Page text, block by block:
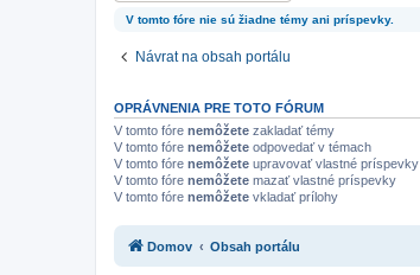
V tomto fóre nie sú žiadne témy ani príspevky.
Návrat na obsah portálu
OPRÁVNENIA PRE TOTO FÓRUM
V tomto fóre nemôžete zakladať témy
V tomto fóre nemôžete odpovedať v témach
V tomto fóre nemôžete upravovať vlastné príspevky
V tomto fóre nemôžete mazať vlastné príspevky
V tomto fóre nemôžete vkladať prílohy
Domov Obsah portálu